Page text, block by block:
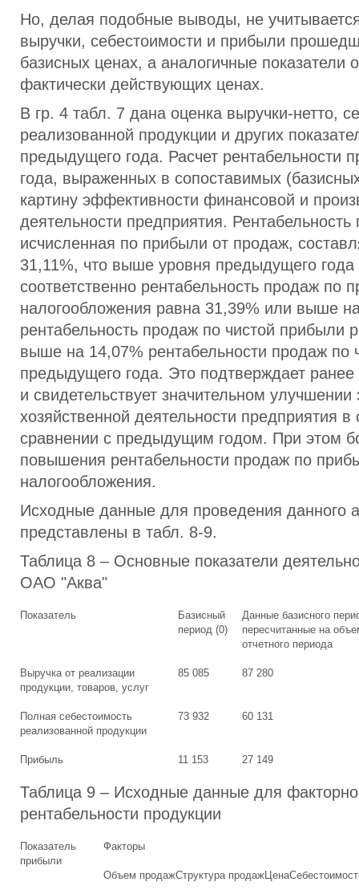
Но, делая подобные выводы, не
выручки, себестоимости и прибыли
базисных ценах, а аналогичные показатели
фактически действующих ценах.
В гр. 4 табл. 7 дана оценка выручки-нетто,
реализованной продукции и других
предыдущего года. Расчет рентабельности
года, выраженных в сопоставимых
картину эффективности финансовой и
деятельности предприятия.
исчисленная по прибыли от продаж,
31,11%, что выше уровня предыдущего года
соответственно рентабельность продаж по
налогообложения равна 31,39% или выше
рентабельность продаж по чистой прибыли
выше на 14,07% рентабельности продаж по
предыдущего года. Это подтверждает
и свидетельствует значительном
хозяйственной деятельности предприятия в
сравнении с предыдущим годом. При этом
повышения рентабельности продаж по
налогообложения.
Исходные данные для проведения данного
представлены в табл. 8-9.
Таблица 8 – Основные показатели
ОАО "Аква"
Показатель
Базисный
период (0)
Данные базисного
пересчитанные на
отчетного периода
Выручка от реализации
продукции, товаров, услуг
85 085 87 280
Полная себестоимость
реализованной продукции
73 932 60 131
Прибыль 11 153 27 149
Таблица 9 – Исходные данные для
рентабельности продукции
Показатель
прибыли
Факторы
Объем продажСтруктура продажЦена